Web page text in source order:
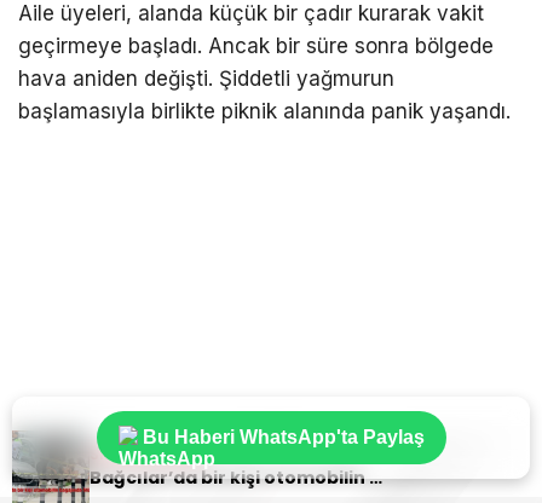
Aile üyeleri, alanda küçük bir çadır kurarak vakit
geçirmeye başladı. Ancak bir süre sonra bölgede
hava aniden değişti. Şiddetli yağmurun
başlamasıyla birlikte piknik alanında panik yaşandı.
Sıradaki Haber
Bağcılar’da bir kişi otomobilin bagajında ölü bulundu
Bu Haberi WhatsApp'ta Paylaş